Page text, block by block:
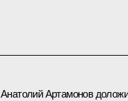
Анатолий Артамонов